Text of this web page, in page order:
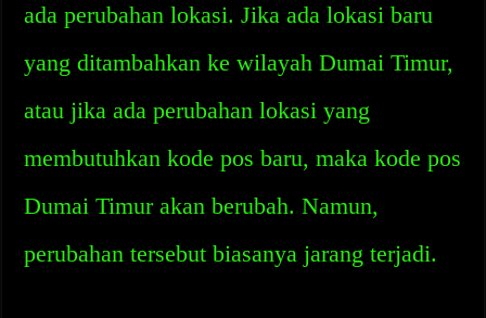
ada perubahan lokasi. Jika ada lokasi baru
yang ditambahkan ke wilayah Dumai Timur,
atau jika ada perubahan lokasi yang
membutuhkan kode pos baru, maka kode pos
Dumai Timur akan berubah. Namun,
perubahan tersebut biasanya jarang terjadi.